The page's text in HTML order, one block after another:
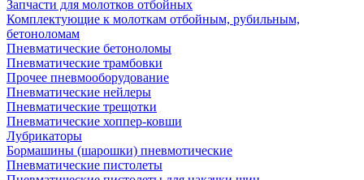
Запчасти для молотков отбойных
Комплектующие к молоткам отбойным, рубильным,
бетоноломам
Пневматические бетоноломы
Пневматические трамбовки
Прочее пневмооборудование
Пневматические нейлеры
Пневматические трещотки
Пневматические хоппер-ковши
Лубрикаторы
Бормашины (шарошки) пневмотические
Пневматические пистолеты